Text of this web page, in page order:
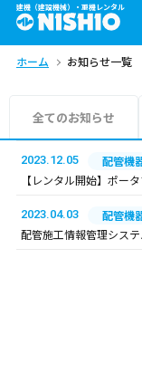
建機（建設機械）・重機レンタル
商品一覧
問合せ依頼リスト
ホーム お知らせ一覧
全てのお知らせ
2023.12.05
配管機
【レンタル開始】ポー
2023.04.03
配管機
配管施工情報管理シス